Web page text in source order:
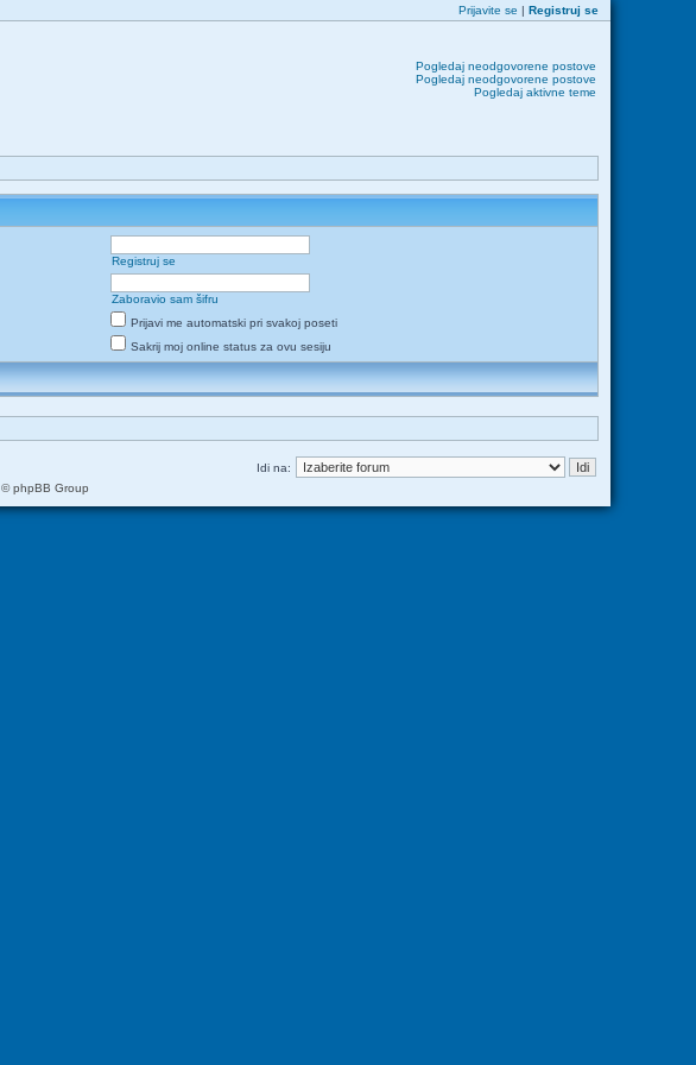
Prijavite se | Registruj se
Pogledaj neodgovorene postove
Pogledaj neodgovorene postove
Pogledaj aktivne teme
Registruj se
Zaboravio sam šifru
Prijavi me automatski pri svakoj poseti
Sakrij moj online status za ovu sesiju
Idi na:
© phpBB Group